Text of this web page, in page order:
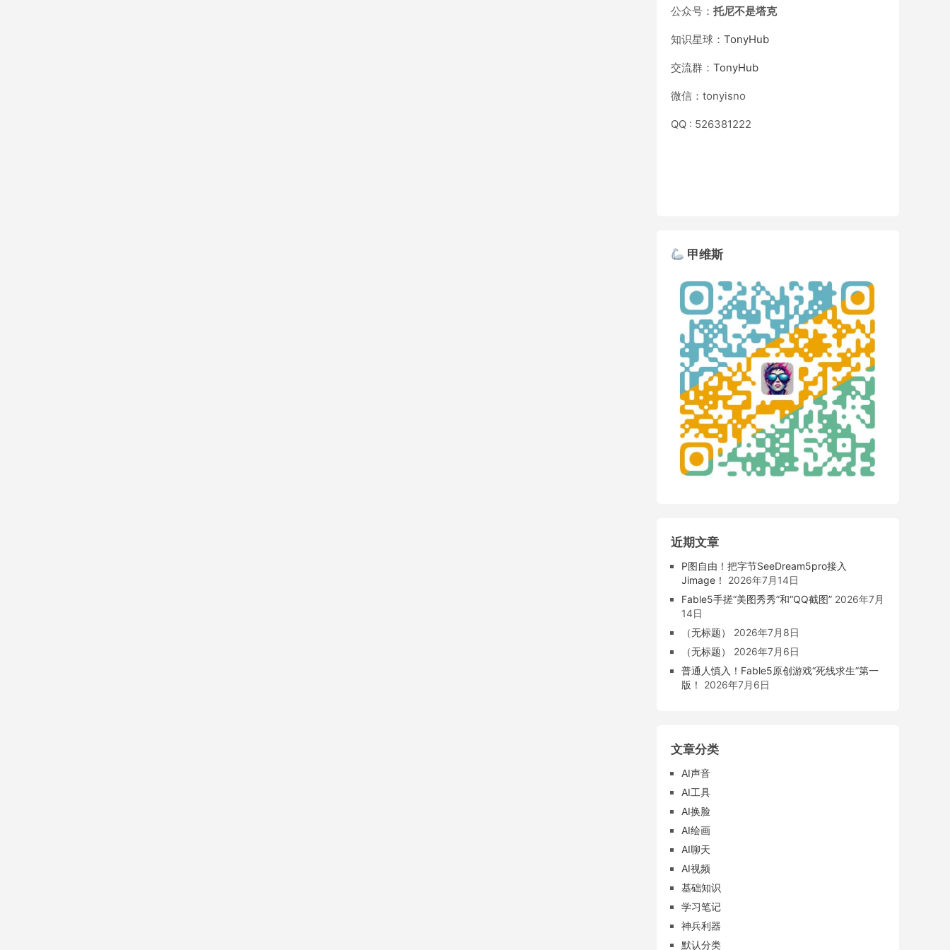
公众号：托尼不是塔克
知识星球：TonyHub
交流群：TonyHub
微信：tonyisno
QQ : 526381222
甲维斯
近期文章
P图自由！把字节SeeDream5pro接入
Jimage！
2026年7月14日
Fable5手搓“美图秀秀”和“QQ截图” 2026年7月
14日
（无标题）
2026年7月8日
（无标题）
2026年7月6日
普通人慎入！Fable5原创游戏“死线求生”第一
版！
2026年7月6日
文章分类
AI声音
AI工具
AI换脸
AI绘画
AI聊天
AI视频
基础知识
学习笔记
神兵利器
默认分类